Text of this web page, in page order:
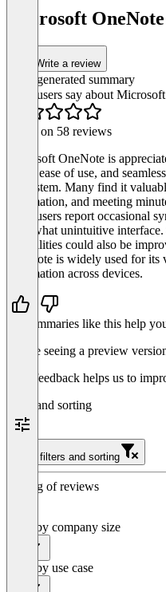
Microsoft
Write a review
AI-generated summary
What users say about
Based on 58 reviews
Microsoft OneNote is
notes, ease of use, and
ecosystem. Many find it
information, and meeting
some users report occasional
somewhat unintuitive
capabilities could also be
OneNote is widely used for
information across devices.
Do summaries like this help
You’re seeing a preview
Your feedback helps us to
Filter and sorting
Clear filters and sorting
Sorting of reviews
Filter by company size
Filter by use case